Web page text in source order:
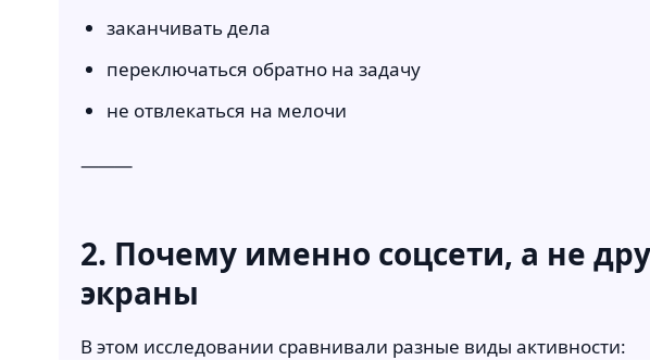
заканчивать дела
переключаться обратно на задачу
не отвлекаться на мелочи
⸻
2. Почему именно соцсети, а не
экраны
В этом исследовании сравнивали разные виды активности: